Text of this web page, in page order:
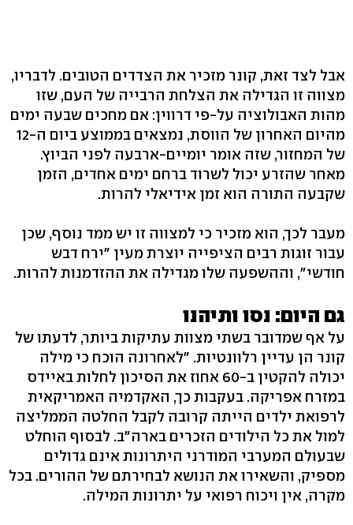
אבל לצד זאת, קונר מזכיר את הצדדים הטובים. לדבריו,
מצווה זו הגדילה את הצלחת הרבייה של העם, שזו
מהות האבולוציה על-פי דרווין: אם מחכים שבעה ימים
מהיום האחרון של הווסת, נמצאים בממוצע ביום ה-12
של המחזור, שזה אומר יומיים-ארבעה לפני הביוץ.
מאחר שהזרע יכול לשרוד ברחם ימים אחדים, הזמן
שקבעה התורה הוא זמן אידיאלי להרות.
מעבר לכך, הוא מזכיר כי למצווה זו יש ממד נוסף, שכן
עבור זוגות רבים הציפייה יוצרת מעין "ירח דבש
חודשי", וההשפעה שלו מגדילה את ההזדמנות להרות.
גם היום: נסו ותיהנו
על אף שמדובר בשתי מצוות עתיקות ביותר, לדעתו של
קונר הן עדיין רלוונטיות. "לאחרונה הוכח כי מילה
יכולה להקטין ב-60 אחוז את הסיכון לחלות באיידס
במזרח אפריקה. בעקבות כך, האקדמיה האמריקאית
לרפואת ילדים הייתה קרובה לקבל החלטה הממליצה
למול את כל הילודים הזכרים בארה"ב. לבסוף הוחלט
שבעולם המערבי המודרני היתרונות אינם גדולים
מספיק, והשאירו את הנושא לבחירתם של ההורים. בכל
מקרה, אין ויכוח רפואי על יתרונות המילה.